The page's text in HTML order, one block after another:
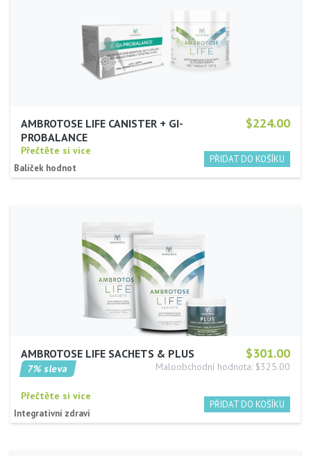
$224.00
AMBROTOSE LIFE CANISTER + GI-
PROBALANCE
Přečtěte si více
Balíček hodnot
$301.00
AMBROTOSE LIFE SACHETS & PLUS
Maloobchodní hodnota: $325.00
7% sleva
Přečtěte si více
Integrativní zdraví